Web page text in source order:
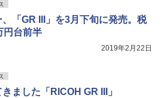
、「GR III」を3月下旬に発売。税
円台前半
2019年2月22日
ました「RICOH GR III」